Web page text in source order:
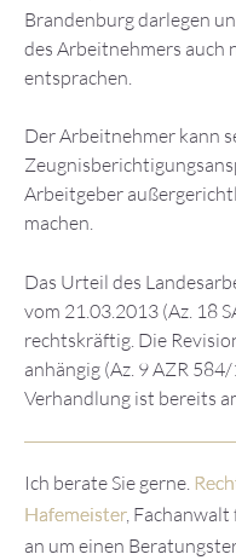
Brandenburg darlegen
des Arbeitnehmers auch
entsprachen.
Der Arbeitnehmer kann
Arbeitgeber
machen.
Das Urteil des
vom 21.03.2013 (Az. 18
rechtskräftig. Die
anhängig (Az. 9 AZR
Verhandlung ist bereits
Ich berate Sie gerne.
Hafemeister, Fachanwalt
an um einen